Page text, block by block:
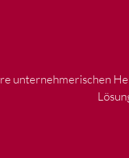
unternehmerischen